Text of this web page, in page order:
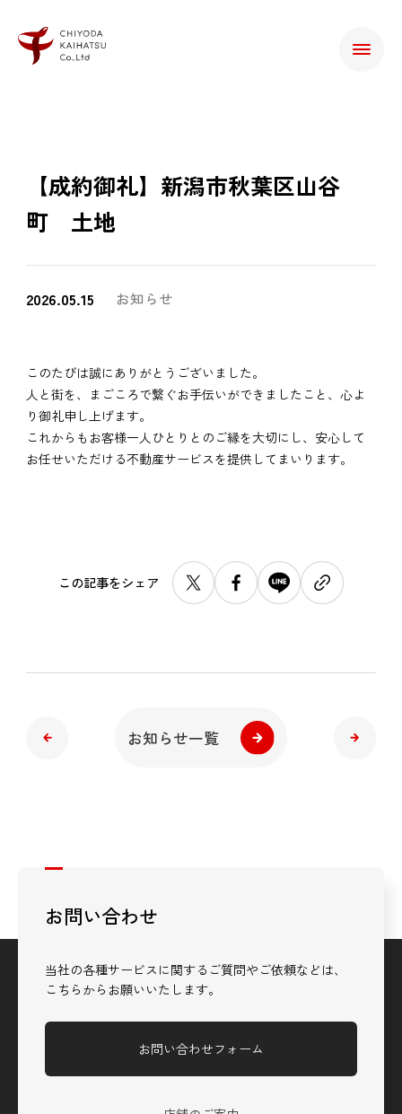
【成約御礼】新潟市秋葉区山谷
町 土地
2026.05.15 お知らせ
このたびは誠にありがとうございました。
人と街を、まごころで繋ぐお手伝いができましたこと、心よ
り御礼申し上げます。
これからもお客様一人ひとりとのご縁を大切にし、安心して
お任せいただける不動産サービスを提供してまいります。
この記事をシェア
お知らせ一覧
お問い合わせ
当社の各種サービスに関するご質問やご依頼などは、
こちらからお願いいたします。
お問い合わせフォーム